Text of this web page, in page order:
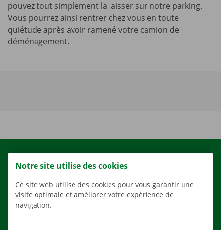
pouvez tout simplement la laisser sur notre parking.
Vous pourrez ainsi rentrer chez vous en toute
quiétude après avoir ramené votre camion de
déménagement.
NOS SERVICES
Notre site utilise des cookies
Ce site web utilise des cookies pour vous garantir une
visite optimale et améliorer votre expérience de
navigation.